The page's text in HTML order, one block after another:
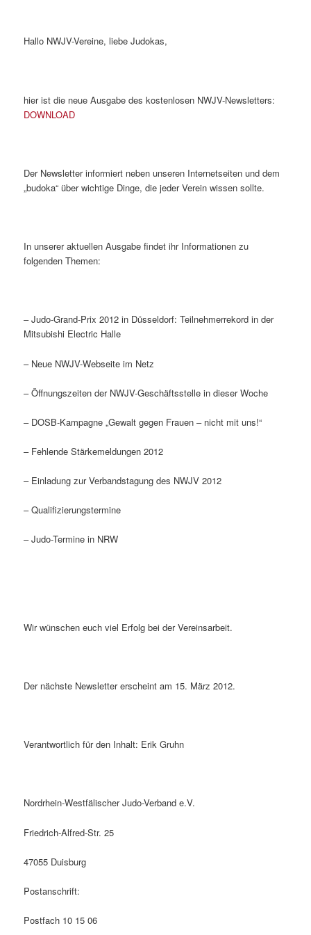
Hallo NWJV-Vereine, liebe Judokas,
hier ist die neue Ausgabe des kostenlosen NWJV-Newsletters:
DOWNLOAD
Der Newsletter informiert neben unseren Internetseiten und dem
„budoka“ über wichtige Dinge, die jeder Verein wissen sollte.
In unserer aktuellen Ausgabe findet ihr Informationen zu
folgenden Themen:
– Judo-Grand-Prix 2012 in Düsseldorf: Teilnehmerrekord in der
Mitsubishi Electric Halle
– Neue NWJV-Webseite im Netz
– Öffnungszeiten der NWJV-Geschäftsstelle in dieser Woche
– DOSB-Kampagne „Gewalt gegen Frauen – nicht mit uns!“
– Fehlende Stärkemeldungen 2012
– Einladung zur Verbandstagung des NWJV 2012
– Qualifizierungstermine
– Judo-Termine in NRW
Wir wünschen euch viel Erfolg bei der Vereinsarbeit.
Der nächste Newsletter erscheint am 15. März 2012.
Verantwortlich für den Inhalt: Erik Gruhn
Nordrhein-Westfälischer Judo-Verband e.V.
Friedrich-Alfred-Str. 25
47055 Duisburg
Postanschrift:
Postfach 10 15 06